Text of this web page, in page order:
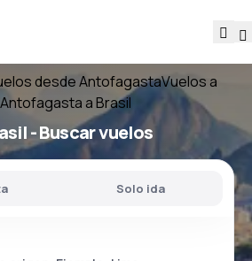
desde AntofagastaVuelos a
a Brasil
- Buscar vuelos
Solo ida